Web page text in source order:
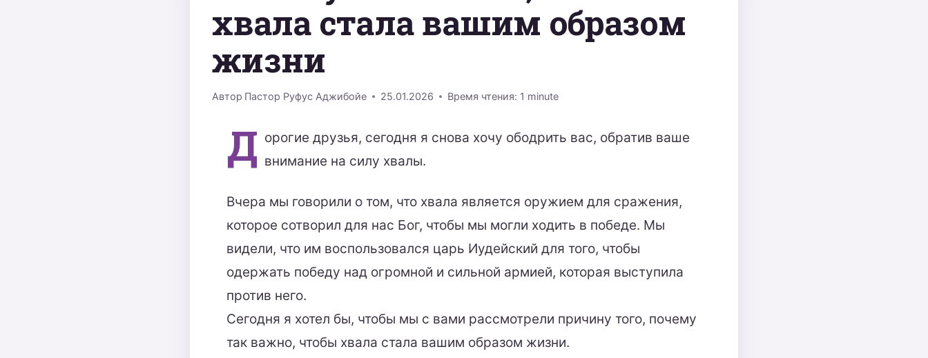
хвала стала вашим образом
жизни
Автор Пастор Руфус Аджибойе 25.01.2026 Время чтения: 1 minute
Д орогие друзья, сегодня я снова хочу ободрить вас, обратив ваше
внимание на силу хвалы.
Вчера мы говорили о том, что хвала является оружием для сражения,
которое сотворил для нас Бог, чтобы мы могли ходить в победе. Мы
видели, что им воспользовался царь Иудейский для того, чтобы
одержать победу над огромной и сильной армией, которая выступила
против него.
Сегодня я хотел бы, чтобы мы с вами рассмотрели причину того, почему
так важно, чтобы хвала стала вашим образом жизни.